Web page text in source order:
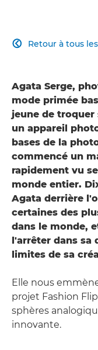
Retour à tous

Agata Serge,
mode primée
jeune de
un appareil
bases de la
commencé un
rapidement vu
monde entier.
Agata derrière
certaines des
dans le monde,
l'arrêter dans sa
limites de sa
Elle nous
projet Fashion
sphères
innovante.